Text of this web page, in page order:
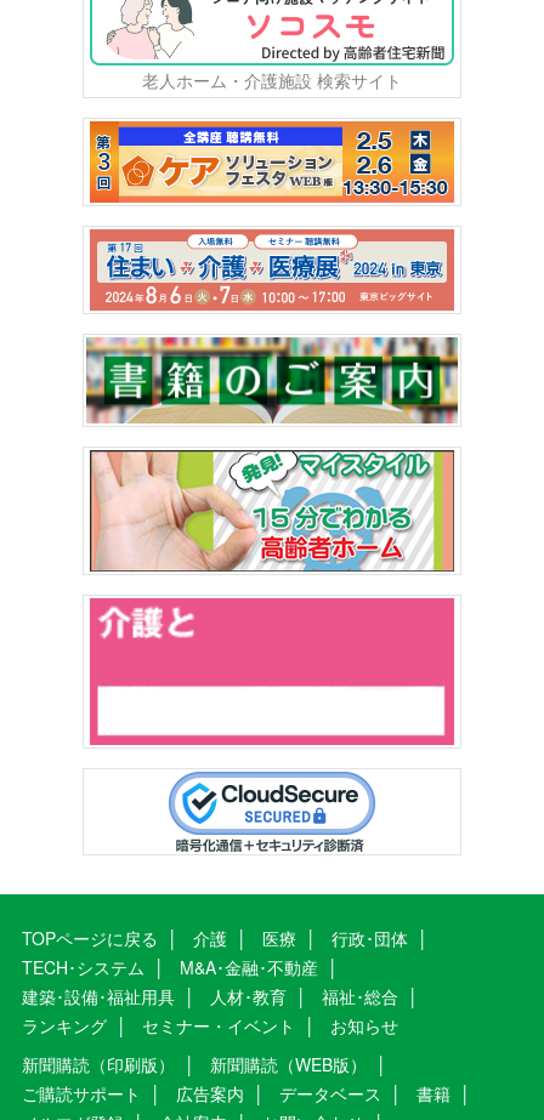
老人ホーム・介護施設 検索サイト
TOPページに戻る 介護 医療
行政･団体
TECH･システム
M&A･金融･不動産
建築･設備･福祉用具
人材･教育
福祉･総合
ランキング
セミナー・イベント
お知らせ
新聞購読（印刷版）
新聞購読（WEB版）
ご購読サポート
広告案内 データベース
書籍